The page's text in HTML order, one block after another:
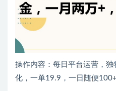
操作内容：每日平台运营，
化，一单19.9，一日随便